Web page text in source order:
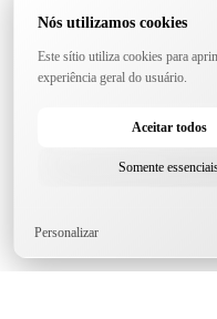
Nós utilizamos cookies
Este sítio utiliza cookies para
experiência geral do usuário.
Aceitar todos
Somente
Personalizar